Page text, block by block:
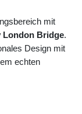
mit
London Bridge.
Design mit
echten